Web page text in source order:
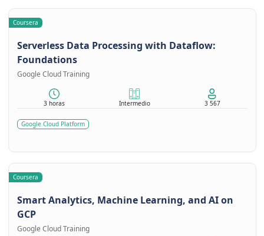
Coursera
Serverless Data Processing with Dataflow:
Foundations
Google Cloud Training
3 horas Intermedio 3 567
Google Cloud Platform
Coursera
Smart Analytics, Machine Learning, and AI on
GCP
Google Cloud Training